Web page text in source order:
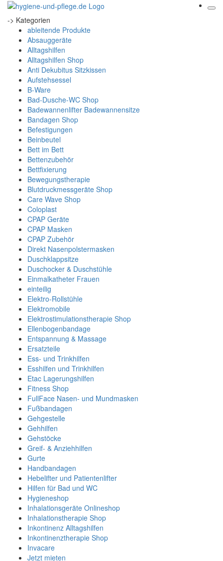
-> Kategorien
ableitende Produkte
Absauggeräte
Alltagshilfen
Alltagshilfen Shop
Anti Dekubitus Sitzkissen
Aufstehsessel
B-Ware
Bad-Dusche-WC Shop
Badewannenlifter Badewannensitze
Bandagen Shop
Befestigungen
Beinbeutel
Bett im Bett
Bettenzubehör
Bettfixierung
Bewegungstherapie
Blutdruckmessgeräte Shop
Care Wave Shop
Coloplast
CPAP Geräte
CPAP Masken
CPAP Zubehör
Direkt Nasenpolstermasken
Duschklappsitze
Duschocker & Duschstühle
Einmalkatheter Frauen
einteilig
Elektro-Rollstühle
Elektromobile
Elektrostimulationstherapie Shop
Ellenbogenbandage
Entspannung & Massage
Ersatzteile
Ess- und Trinkhilfen
Esshilfen und Trinkhilfen
Etac Lagerungshilfen
Fitness Shop
FullFace Nasen- und Mundmasken
Fußbandagen
Gehgestelle
Gehhilfen
Gehstöcke
Greif- & Anziehhilfen
Gurte
Handbandagen
Hebelifter und Patientenlifter
Hilfen für Bad und WC
Hygieneshop
Inhalationsgeräte Onlineshop
Inhalationstherapie Shop
Inkontinenz Alltagshilfen
Inkontinenztherapie Shop
Invacare
Jetzt mieten